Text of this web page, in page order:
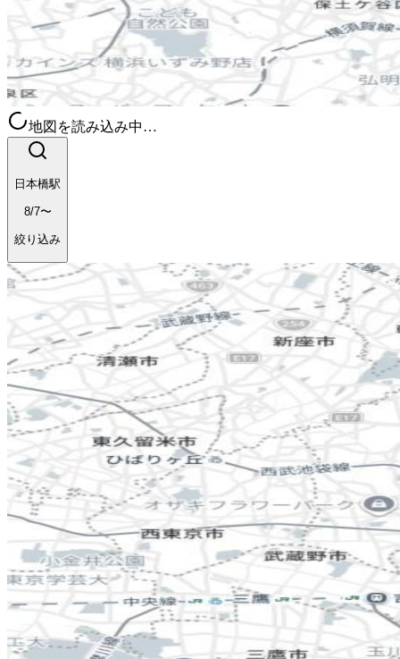
地図を読み込み中…
日本橋駅
8/7〜
絞り込み